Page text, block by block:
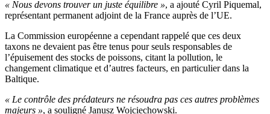
« Nous devons trouver un juste équilibre », a ajouté Cyril Piquemal,
représentant permanent adjoint de la France auprès de l’UE.
La Commission européenne a cependant rappelé que ces deux
taxons ne devaient pas être tenus pour seuls responsables de
l’épuisement des stocks de poissons, citant la pollution, le
changement climatique et d’autres facteurs, en particulier dans la
Baltique.
« Le contrôle des prédateurs ne résoudra pas ces autres problèmes
majeurs », a souligné Janusz Wojciechowski.